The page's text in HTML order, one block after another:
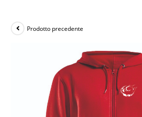
Prodotto precedente